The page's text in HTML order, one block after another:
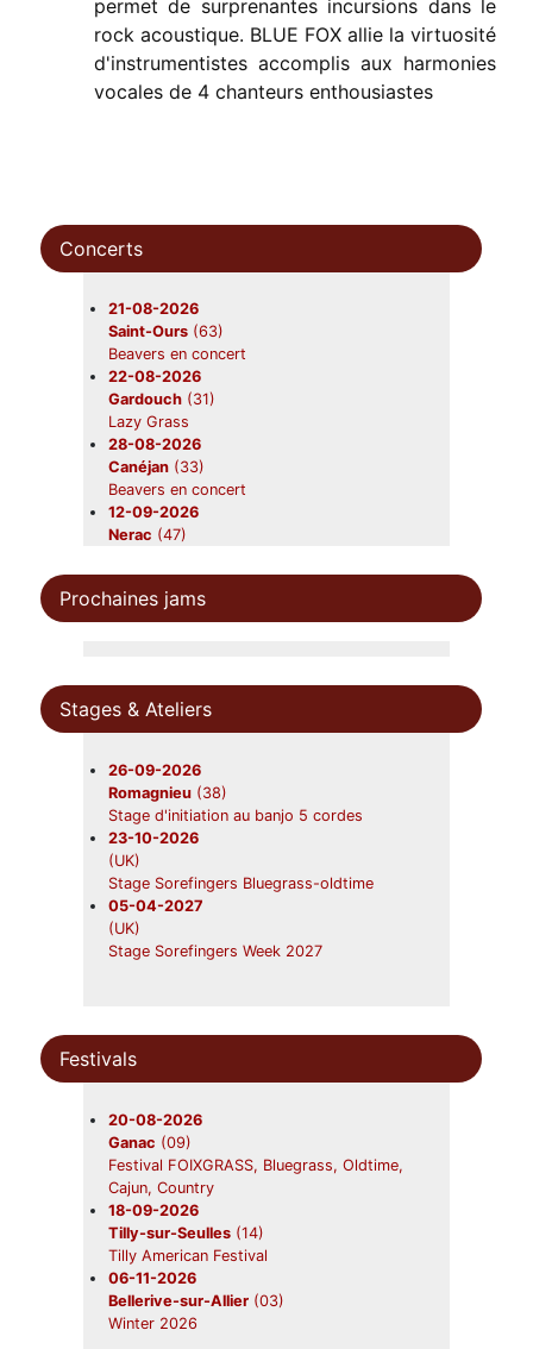
permet de surprenantes incursions dans le
rock acoustique. BLUE FOX allie la virtuosité
d'instrumentistes accomplis aux harmonies
vocales de 4 chanteurs enthousiastes
Concerts
21-08-2026
Saint-Ours (63)
Beavers en concert
22-08-2026
Gardouch (31)
Lazy Grass
28-08-2026
Canéjan (33)
Beavers en concert
12-09-2026
Nerac (47)
19-09-2026
Foix(09)
Beavers en concert
28-11-2026
Saint-Symphorien(33)
Beavers en concert
Prochaines jams
Stages & Ateliers
26-09-2026
Romagnieu (38)
Stage d'initiation au banjo 5 cordes
23-10-2026
(UK)
Stage Sorefingers Bluegrass-oldtime
05-04-2027
(UK)
Stage Sorefingers Week 2027
Festivals
20-08-2026
Ganac (09)
Festival FOIXGRASS, Bluegrass, Oldtime,
Cajun, Country
18-09-2026
Tilly-sur-Seulles (14)
Tilly American Festival
06-11-2026
Bellerive-sur-Allier (03)
Winter 2026